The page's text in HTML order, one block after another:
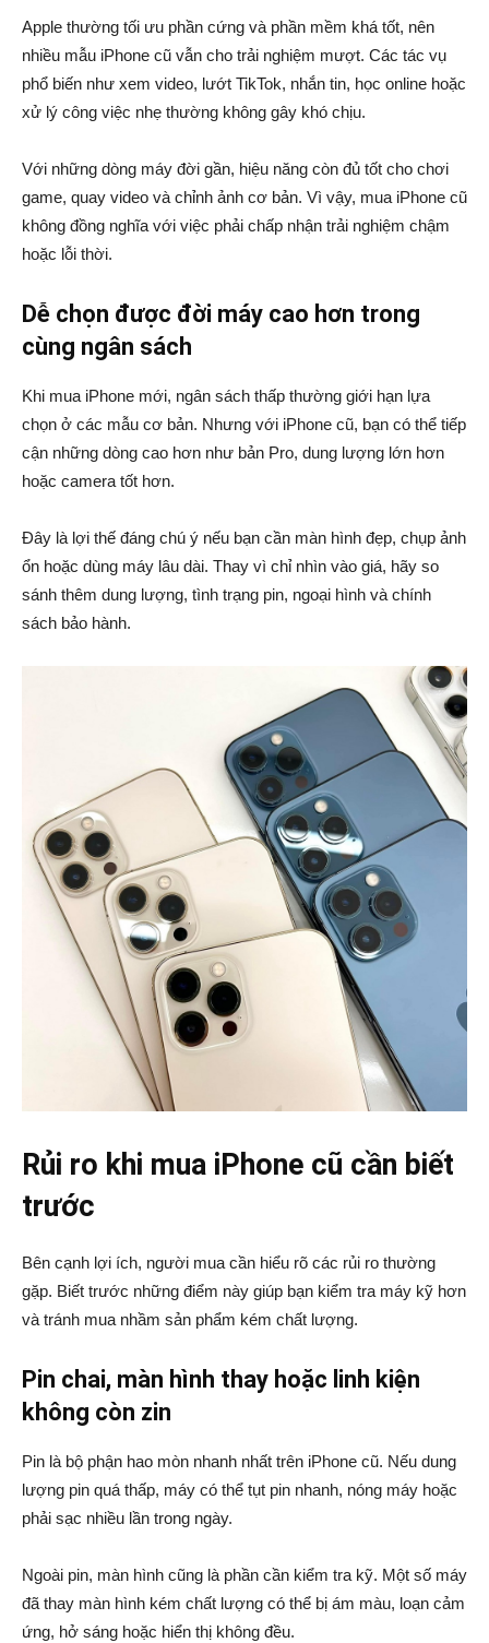
Apple thường tối ưu phần cứng và phần mềm khá tốt, nên
nhiều mẫu iPhone cũ vẫn cho trải nghiệm mượt. Các tác vụ
phổ biến như xem video, lướt TikTok, nhắn tin, học online hoặc
xử lý công việc nhẹ thường không gây khó chịu.
Với những dòng máy đời gần, hiệu năng còn đủ tốt cho chơi
game, quay video và chỉnh ảnh cơ bản. Vì vậy, mua iPhone cũ
không đồng nghĩa với việc phải chấp nhận trải nghiệm chậm
hoặc lỗi thời.
Dễ chọn được đời máy cao hơn trong
cùng ngân sách
Khi mua iPhone mới, ngân sách thấp thường giới hạn lựa
chọn ở các mẫu cơ bản. Nhưng với iPhone cũ, bạn có thể tiếp
cận những dòng cao hơn như bản Pro, dung lượng lớn hơn
hoặc camera tốt hơn.
Đây là lợi thế đáng chú ý nếu bạn cần màn hình đẹp, chụp ảnh
ổn hoặc dùng máy lâu dài. Thay vì chỉ nhìn vào giá, hãy so
sánh thêm dung lượng, tình trạng pin, ngoại hình và chính
sách bảo hành.
Rủi ro khi mua iPhone cũ cần biết
trước
Bên cạnh lợi ích, người mua cần hiểu rõ các rủi ro thường
gặp. Biết trước những điểm này giúp bạn kiểm tra máy kỹ hơn
và tránh mua nhầm sản phẩm kém chất lượng.
Pin chai, màn hình thay hoặc linh kiện
không còn zin
Pin là bộ phận hao mòn nhanh nhất trên iPhone cũ. Nếu dung
lượng pin quá thấp, máy có thể tụt pin nhanh, nóng máy hoặc
phải sạc nhiều lần trong ngày.
Ngoài pin, màn hình cũng là phần cần kiểm tra kỹ. Một số máy
đã thay màn hình kém chất lượng có thể bị ám màu, loạn cảm
ứng, hở sáng hoặc hiển thị không đều.